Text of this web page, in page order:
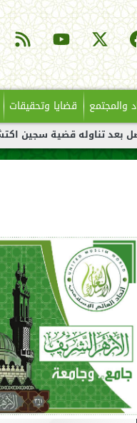
والمجتمع قضايا وتحقيقات
قضية سجين اكتشف علاجا مهما